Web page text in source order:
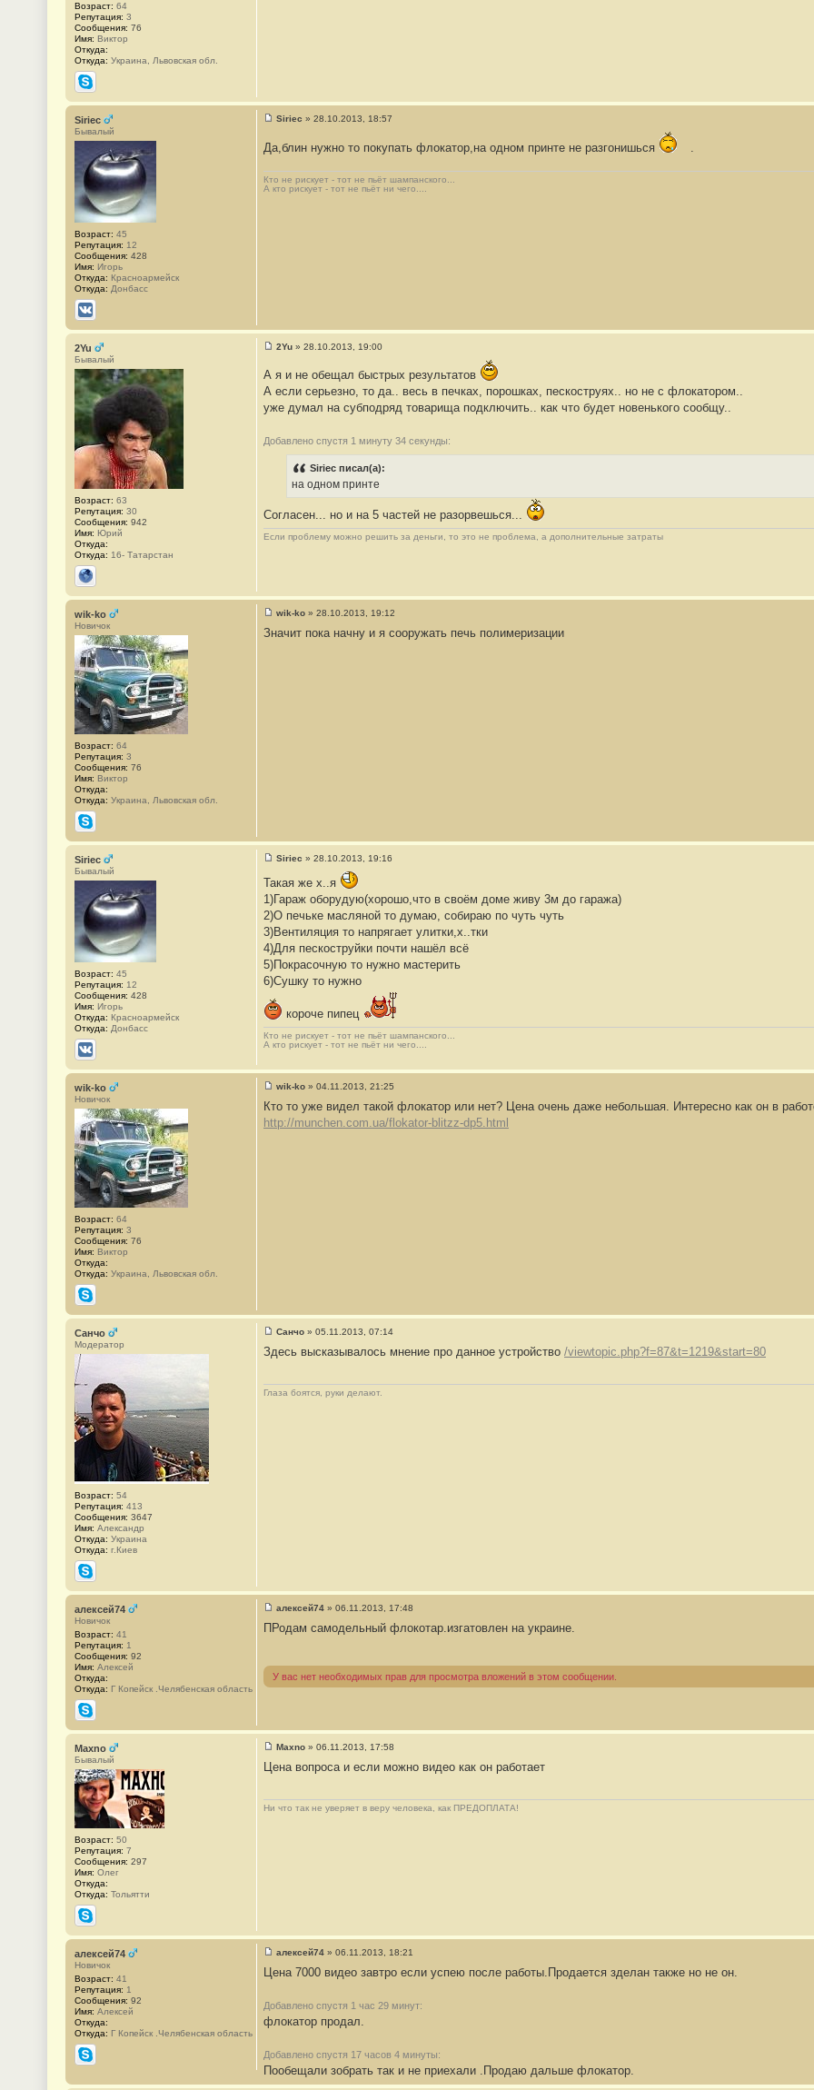
Возраст: 64
Репутация: 3
Сообщения: 76
Имя: Виктор
Откуда:
Откуда: Украина, Львовская обл.
Skype
Siriec
Бывалый
Возраст: 45
Репутация: 12
Сообщения: 428
Имя: Игорь
Откуда: Красноармейск
Откуда: Донбасс
ВКонтакте
о
щ
е
н
Siriec » 28.10.2013, 18:57
Да,блин нужно то покупать флокатор,на одном принте не разгонишься .
Кто не рискует - тот не пьёт шампанского...
А кто рискует - тот не пьёт ни чего....
2Yu
Бывалый
Возраст: 63
Репутация: 30
Сообщения: 942
Имя: Юрий
Откуда:
Откуда: 16- Татарстан
Сайт
о
б
щ
е
е
2Yu » 28.10.2013, 19:00
А я и не обещал быстрых результатов
А если серьезно, то да.. весь в печках, порошках, пескоструях.. но не с флокатором..
уже думал на субподряд товарища подключить.. как что будет новенького сообщу..
Добавлено спустя 1 минуту 34 секунды:
Siriec писал(а):
на одном принте
Согласен... но и на 5 частей не разорвешься...
Если проблему можно решить за деньги, то это не проблема, а дополнительные затраты
wik-ko
Новичок
Возраст: 64
Репутация: 3
Сообщения: 76
Имя: Виктор
Откуда:
Откуда: Украина, Львовская обл.
Skype
о
wik-ko » 28.10.2013, 19:12
Значит пока начну и я сооружать печь полимеризации
Siriec
Бывалый
Возраст: 45
Репутация: 12
Сообщения: 428
Имя: Игорь
Откуда: Красноармейск
Откуда: Донбасс
ВКонтакте
о
щ
е
н
и
е
1
4
8
Siriec » 28.10.2013, 19:16
Такая же х..я
1)Гараж оборудую(хорошо,что в своём доме живу 3м до гаража)
2)О печьке масляной то думаю, собираю по чуть чуть
3)Вентиляция то напрягает улитки,х..тки
4)Для пескоструйки почти нашёл всё
5)Покрасочную то нужно мастерить
6)Сушку то нужно
короче пипец
Кто не рискует - тот не пьёт шампанского...
А кто рискует - тот не пьёт ни чего....
wik-ko
Новичок
Возраст: 64
Репутация: 3
Сообщения: 76
Имя: Виктор
Откуда:
Откуда: Украина, Львовская обл.
Skype
о
б
wik-ko » 04.11.2013, 21:25
Кто то уже видел такой флокатор или нет? Цена очень даже небольшая. Интересно как он в
http://munchen.com.ua/flokator-blitzz-dp5.html
Санчо
Модератор
Возраст: 54
Репутация: 413
Сообщения: 3647
Имя: Александр
Откуда: Украина
Откуда: г.Киев
Skype
о
о
щ
е
Санчо » 05.11.2013, 07:14
Здесь высказывалось мнение про данное устройство /viewtopic.php?f=87&t=1219&start=80
Глаза боятся, руки делают.
алексей74
Новичок
Возраст: 41
Репутация: 1
Сообщения: 92
Имя: Алексей
Откуда:
Откуда: Г Копейск .Челябенская область
Skype
о
н
5
1
алексей74 » 06.11.2013, 17:48
ПРодам самодельный флокотар.изгатовлен на украине.
У вас нет необходимых прав для просмотра вложений в этом сообщении.
Maxno
Бывалый
Возраст: 50
Репутация: 7
Сообщения: 297
Имя: Олег
Откуда:
Откуда: Тольятти
Skype
о
щ
е
Maxno » 06.11.2013, 17:58
Цена вопроса и если можно видео как он работает
Ни что так не уверяет в веру человека, как ПРЕДОПЛАТА!
алексей74
Новичок
Возраст: 41
Репутация: 1
Сообщения: 92
Имя: Алексей
Откуда:
Откуда: Г Копейск .Челябенская область
Skype
о
щ
н
#
1
алексей74 » 06.11.2013, 18:21
Цена 7000 видео завтро если успею после работы.Продается зделан также но не он.
Добавлено спустя 1 час 29 минут:
флокатор продал.
Добавлено спустя 17 часов 4 минуты:
Пообещали зобрать так и не приехали .Продаю дальше флокатор.